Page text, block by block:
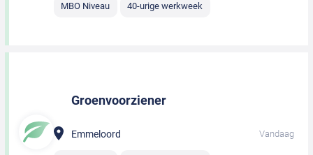
MBO Niveau 40-urige werkweek
Groenvoorziener
Emmeloord Vandaag